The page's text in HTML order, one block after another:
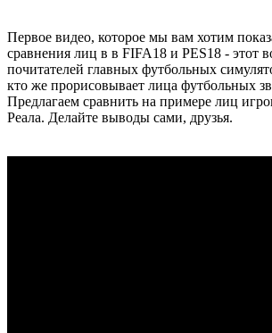
Первое видео, которое мы вам хотим
сравнения лиц в в FIFA18 и PES18 - этот
почитателей главных футбольных
кто же прорисовывает лица футбольных
Предлагаем сравнить на примере лиц
Реала. Делайте выводы сами, друзья.